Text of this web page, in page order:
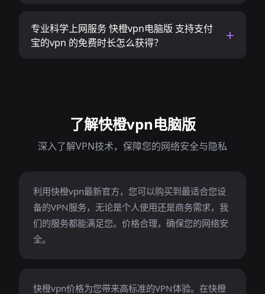
专业科学上网服务 快橙vpn电脑版 支持支付
宝的vpn 的免费时长怎么获得？
了解快橙vpn电脑版
深入了解VPN技术，保障您的网络安全与隐私
利用快橙vpn最新官方，您可以购买到最适合您设
备的VPN服务，无论是个人使用还是商务需求，我
们的服务都能满足您。价格合理，确保您的网络安
全。
快橙vpn价格为您带来高标准的VPN体验。在快橙